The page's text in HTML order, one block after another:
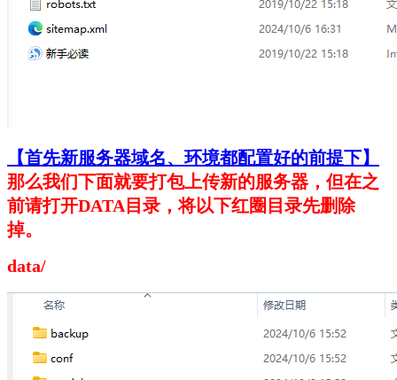
【首先新服务器域名、环境都配置好的前提下】
那么我们下面就要打包上传新的服务器，但在之
前请打开DATA目录，将以下红圈目录先删除
掉。
data/